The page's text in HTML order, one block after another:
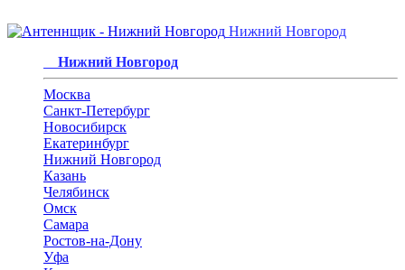
Нижний Новгород
Нижний Новгород
Москва
Санкт-Петербург
Новосибирск
Екатеринбург
Нижний Новгород
Казань
Челябинск
Омск
Самара
Ростов-на-Дону
Уфа